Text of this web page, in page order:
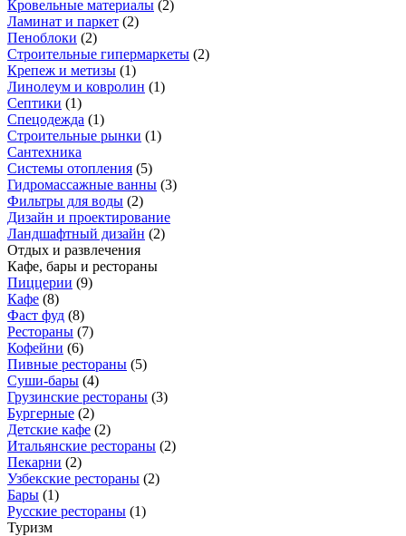
Кровельные материалы (2)
Ламинат и паркет (2)
Пеноблоки (2)
Строительные гипермаркеты (2)
Крепеж и метизы (1)
Линолеум и ковролин (1)
Септики (1)
Спецодежда (1)
Строительные рынки (1)
Сантехника
Системы отопления (5)
Гидромассажные ванны (3)
Фильтры для воды (2)
Дизайн и проектирование
Ландшафтный дизайн (2)
Отдых и развлечения
Кафе, бары и рестораны
Пиццерии (9)
Кафе (8)
Фаст фуд (8)
Рестораны (7)
Кофейни (6)
Пивные рестораны (5)
Суши-бары (4)
Грузинские рестораны (3)
Бургерные (2)
Детские кафе (2)
Итальянские рестораны (2)
Пекарни (2)
Узбекские рестораны (2)
Бары (1)
Русские рестораны (1)
Туризм